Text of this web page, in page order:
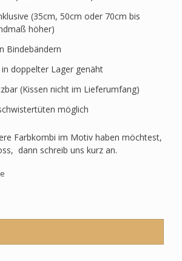
(35cm, 50cm oder 70cm bis
höher)
Bindebändern
in doppelter Lager genäht
(Kissen nicht im Lieferumfang)
möglich
Farbkombi im Motiv haben möchtest,
dann schreib uns kurz an.